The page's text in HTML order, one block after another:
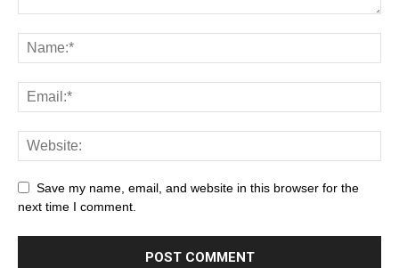
Save my name, email, and website in this browser for the
next time I comment.